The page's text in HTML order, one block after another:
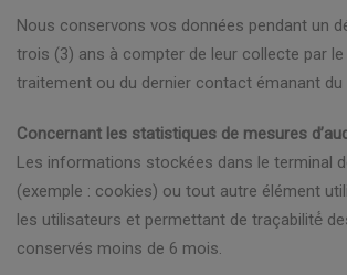
Nous conservons vos données pendant un
trois (3) ans à compter de leur collecte par
traitement ou du dernier contact émanant du
Concernant les statistiques de mesures
Les informations stockées dans le terminal
(exemple : cookies) ou tout autre élément
les utilisateurs et permettant de traçabilité́
conservés moins de 6 mois.